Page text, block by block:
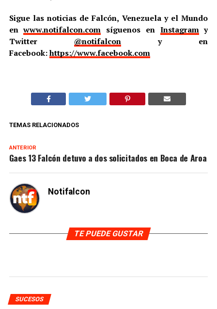
Sigue las noticias de Falcón, Venezuela y el Mundo
enwww.notifalcon.com síguenos en Instagramy
Twitter @notifalcony en
Facebook:https://www.facebook.com
TEMAS RELACIONADOS
ANTERIOR
Gaes 13 Falcón detuvo a dos solicitados en Boca de Aroa
Notifalcon
TE PUEDE GUSTAR
SUCESOS